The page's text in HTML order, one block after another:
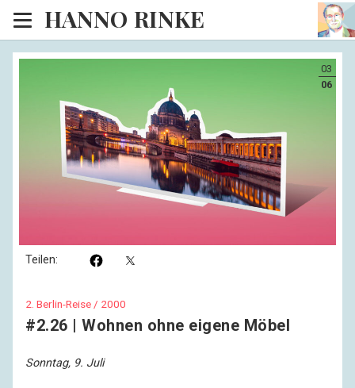
HANNO RINKE
Heim
Sonntagspredigten
Blog
Lesesaal
Kinosaal
Teilen:
03
06
2. Berlin-Reise / 2000
#2.26 | Wohnen ohne eigene Möbel
Sonntag, 9. Juli